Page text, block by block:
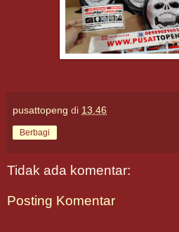
pusattopeng di 13.46
Berbagi
Tidak ada komentar:
Posting Komentar